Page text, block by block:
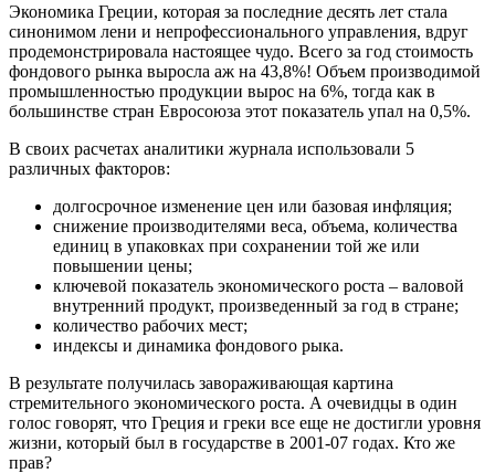
Экономика Греции, которая за последние десять лет стала
синонимом лени и непрофессионального управления, вдруг
продемонстрировала настоящее чудо. Всего за год стоимость
фондового рынка выросла аж на 43,8%! Объем производимой
промышленностью продукции вырос на 6%, тогда как в
большинстве стран Евросоюза этот показатель упал на 0,5%.
В своих расчетах аналитики журнала использовали 5
различных факторов:
долгосрочное изменение цен или базовая инфляция;
снижение производителями веса, объема, количества
единиц в упаковках при сохранении той же или
повышении цены;
ключевой показатель экономического роста – валовой
внутренний продукт, произведенный за год в стране;
количество рабочих мест;
индексы и динамика фондового рыка.
В результате получилась завораживающая картина
стремительного экономического роста. А очевидцы в один
голос говорят, что Греция и греки все еще не достигли уровня
жизни, который был в государстве в 2001-07 годах. Кто же
прав?